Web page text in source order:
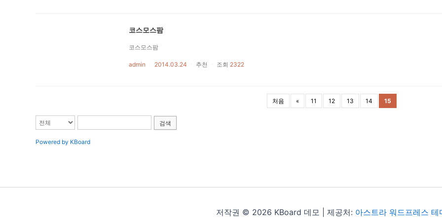
코스모스팜
코스모스팜
admin 2014.03.24 추천 조회 2322
처음 « 11 12 13 14 15
검색
Powered by KBoard
저작권 © 2026 KBoard 데모 | 제공처: 아스트라 워드프레스 테